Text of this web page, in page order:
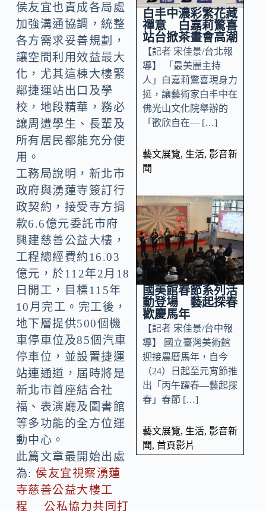
侯友宜也責成各局處
加強溝通協調，統整
各方需求妥善規劃，
讓空間利用效益最大
化，尤其這棟大樓緊
鄰捷運站出口及學
校，地段精華，務必
讓周遭學生、長輩及
所有居民都能充分使
用。
工務局說明，新北市
政府與湧蓮寺簽訂行
政契約，接受寺方捐
款6.6億元委託市府
興建慈善公益大樓，
工程總經費約16.03
億元，於112年2月18
日開工，目標115年
10月完工。完工後，
地下層提供500個機
車停車位及85個汽車
停車位，並設置捷運
站連通道，屆時將是
新北市首座結合社
福、表演廳及圖書館
等多功能的全方位運
動中心。
此篇文章最開始出處
為:侯友宜視察湧蓮
寺慈善公益大樓工
程 公私協力共同打
白丰中濃彩繁花藏
禪意 白嘉莉驚喜
站台掀茶畫會高潮
【記者 宋佳景/台北報
導】 「最美麗主持
人」白嘉莉驚喜現身力
挺，讓藝術家白丰中在
佛光山文化院舉辦的
「歡欣自在— […]
藝文展覽, 生活, 影音新
聞
國美館春節系列活
動登場 藝起探春
歡慶馬年
【記者 宋佳景/台中報
導】 國立臺灣美術館
迎接農曆馬年，自今
（24）日起至元宵節推
出「丙午躍春—藝起探
春」春節 […]
藝文展覽, 生活, 影音新
聞, 首頁影片